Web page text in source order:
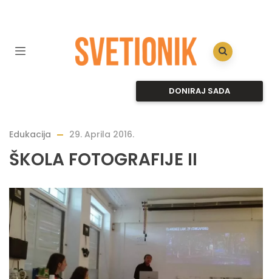
DONIRAJ SADA
Edukacija 29. Aprila 2016.
ŠKOLA FOTOGRAFIJE II